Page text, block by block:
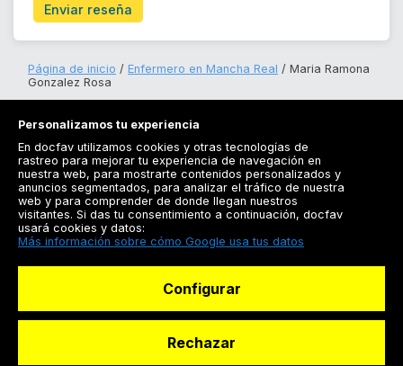
Enviar reseña
Página de inicio Enfermero en Mancha Real
Maria Ramona
Gonzalez Rosa
Registrarse
Docfav
Personalizamos tu experiencia
En docfav utilizamos cookies y otras tecnologías de
rastreo para mejorar tu experiencia de navegación en
nuestra web, para mostrarte contenidos personalizados y
anuncios segmentados, para analizar el tráfico de nuestra
web y para comprender de donde llegan nuestros
visitantes. Si das tu consentimiento a continuación, docfav
usará cookies y datos:
Más información sobre cómo Google usa tus datos
Configurar
Rechazar